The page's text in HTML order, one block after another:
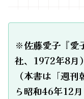
※佐藤愛子『愛
社、1972年8月
（本書は「週
ら昭和46年12